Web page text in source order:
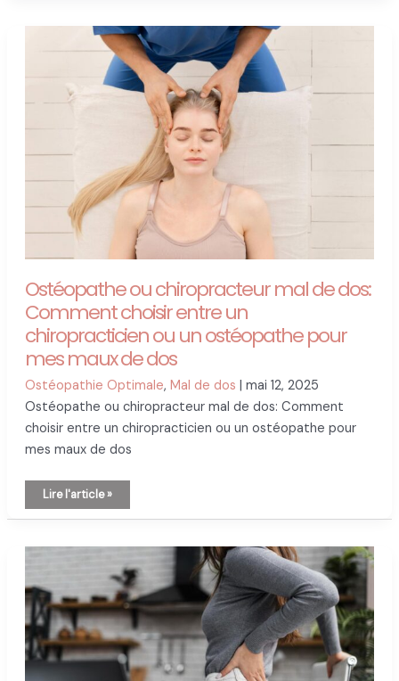
Dos
Ostéopathe ou chiropracteur mal de dos:
Comment choisir entre un
chiropracticien ou un ostéopathe pour
mes maux de dos
Ostéopathie Optimale, Mal de dos | mai 12, 2025
Ostéopathe ou chiropracteur mal de dos: Comment
choisir entre un chiropracticien ou un ostéopathe pour
mes maux de dos
Ostéopathe
dos:
un
chiropracticien
ou
un
ostéopathe
pour
mes
maux
de
Lire l'article »